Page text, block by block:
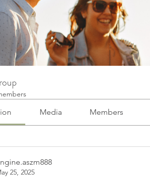
Media Members
25, 2025